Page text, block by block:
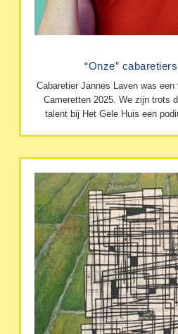
“Onze”
Cabaretier Jannes Laven was
Cameretten 2025. We zijn trots
talent bij Het Gele Huis een